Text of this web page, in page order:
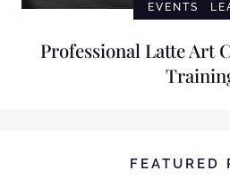
EVENTS
Professional Latte Art
FEATURED